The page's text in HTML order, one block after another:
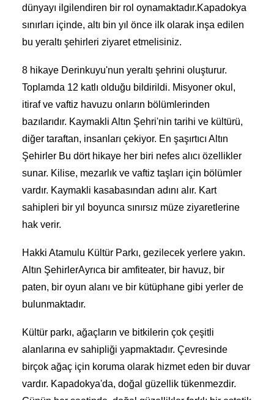
dünyayı ilgilendiren bir rol oynamaktadır.Kapadokya
sınırları içinde, altı bin yıl önce ilk olarak inşa edilen
bu yeraltı şehirleri ziyaret etmelisiniz.
8 hikaye Derinkuyu'nun yeraltı şehrini oluşturur.
Toplamda 12 katlı olduğu bildirildi. Misyoner okul,
itiraf ve vaftiz havuzu onların bölümlerinden
bazılarıdır. Kaymakli Altın Şehri'nin tarihi ve kültürü,
diğer taraftan, insanları çekiyor. En şaşırtıcı Altın
Şehirler Bu dört hikaye her biri nefes alıcı özellikler
sunar. Kilise, mezarlık ve vaftiz taşları için bölümler
vardır. Kaymakli kasabasından adını alır. Kart
sahipleri bir yıl boyunca sınırsız müze ziyaretlerine
hak verir.
Hakki Atamulu Kültür Parkı, gezilecek yerlere yakın.
Altın ŞehirlerAyrıca bir amfiteater, bir havuz, bir
paten, bir oyun alanı ve bir kütüphane gibi yerler de
bulunmaktadır.
Kültür parkı, ağaçların ve bitkilerin çok çeşitli
alanlarına ev sahipliği yapmaktadır. Çevresinde
birçok ağaç için koruma olarak hizmet eden bir duvar
vardır. Kapadokya'da, doğal güzellik tükenmezdir.